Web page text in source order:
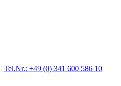
Tel.Nr.: +49 (0) 341 600 586 10